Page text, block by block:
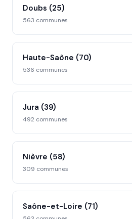
Doubs (25)
563 communes
Haute-Saône (70)
536 communes
Jura (39)
492 communes
Nièvre (58)
309 communes
Saône-et-Loire (71)